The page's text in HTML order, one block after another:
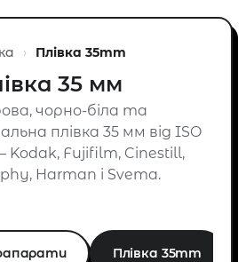
для пошуку.
Плівка 35mm
35 мм
чорно-біла та
плівка 35 мм від ISO
Kodak, Fujifilm, Cinestill,
Harman і Svema.
Плівка 35mm